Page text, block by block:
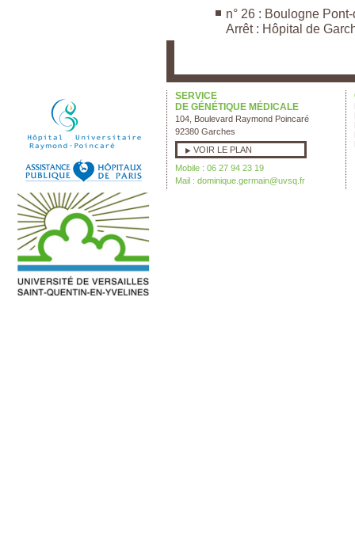
n° 26 : Boulogne
Arrêt : Hôpital de
SERVICE
DE GÉNÉTIQUE MÉDICALE
104, Boulevard Raymond Poincaré
92380 Garches
VOIR LE PLAN
Mobile : 06 27 94 23 19
Mail : dominique.germain@uvsq.fr